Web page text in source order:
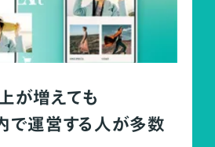
が増えても
で運営する人が多数